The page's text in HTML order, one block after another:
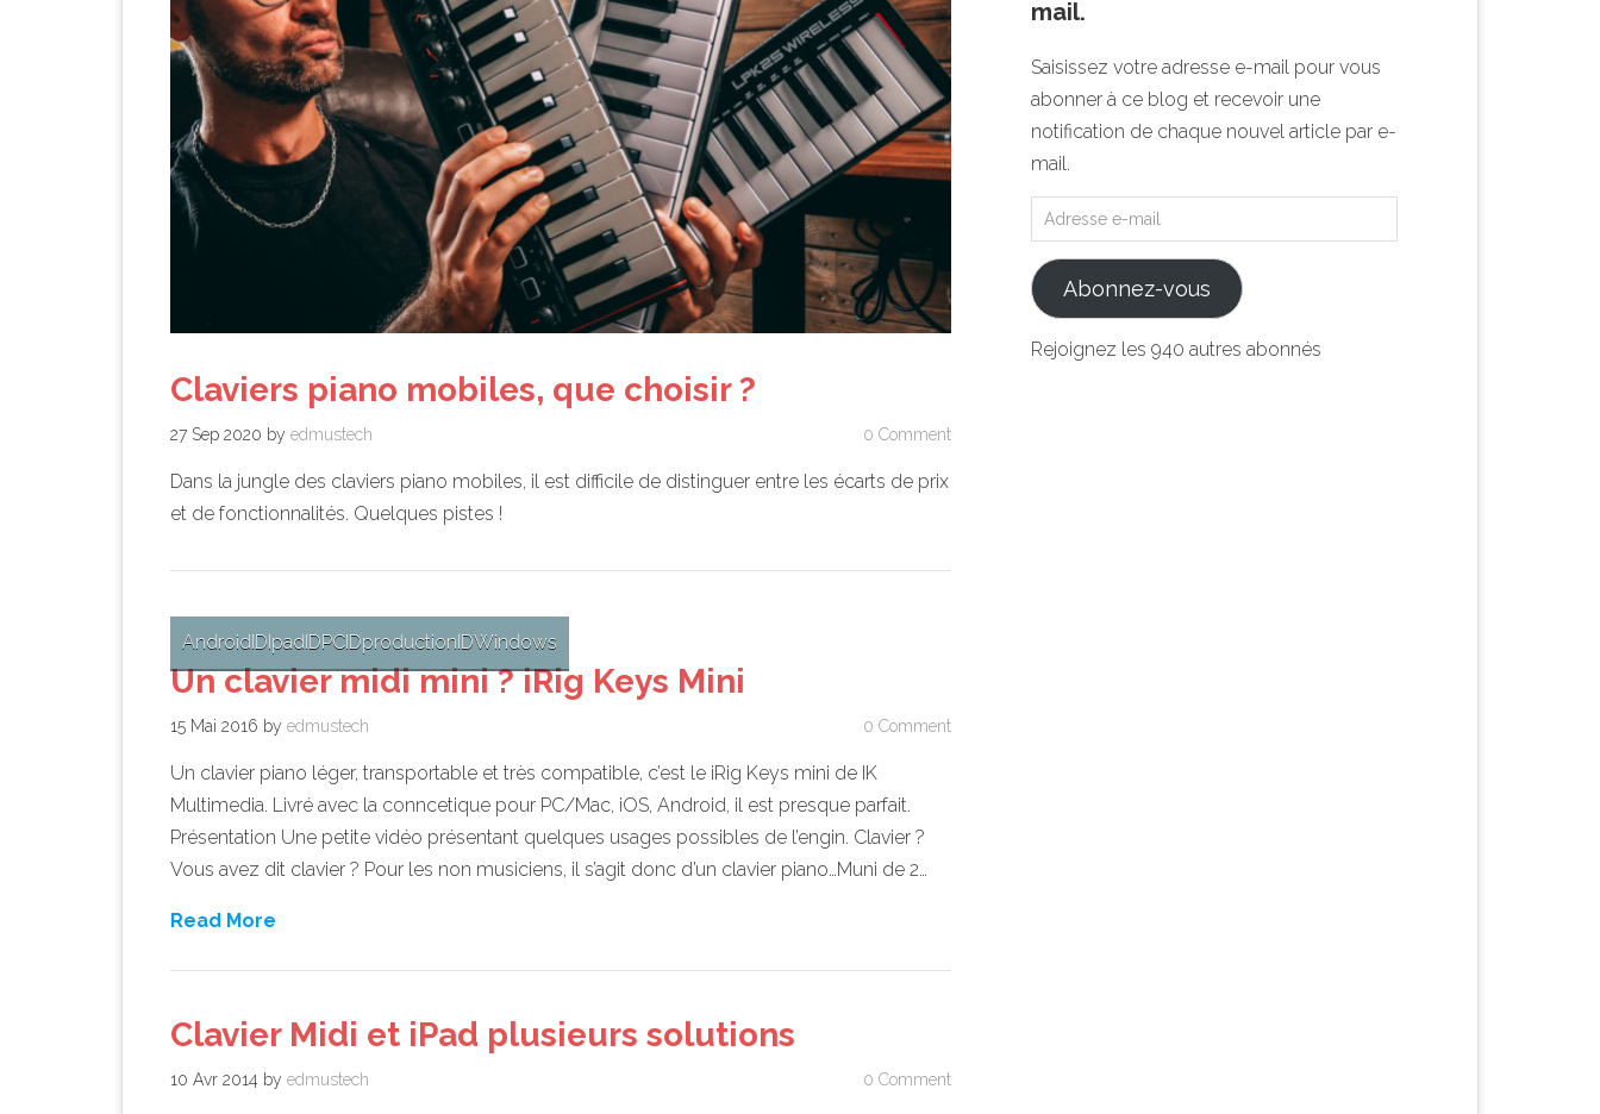
Claviers piano mobiles, que choisir ?
27 Sep 2020 by edmustech 0 Comment
Dans la jungle des claviers piano mobiles, il est difficile de distinguer entre les écarts de prix
et de fonctionnalités. Quelques pistes !
AndroidIDIpadIDPCIDproductionIDWindows
Un clavier midi mini ? iRig Keys Mini
15 Mai 2016 by edmustech 0 Comment
Un clavier piano léger, transportable et très compatible, c’est le iRig Keys mini de IK
Multimedia. Livré avec la conncetique pour PC/Mac, iOS, Android, il est presque parfait.
Présentation Une petite vidéo présentant quelques usages possibles de l’engin. Clavier ?
Vous avez dit clavier ? Pour les non musiciens, il s’agit donc d’un clavier piano…Muni de 2…
Read More
Clavier Midi et iPad plusieurs solutions
10 Avr 2014 by edmustech 0 Comment
mail.
Saisissez votre adresse e-mail pour vous
abonner à ce blog et recevoir une
notification de chaque nouvel article par e-
mail.
Abonnez-vous
Rejoignez les 940 autres abonnés